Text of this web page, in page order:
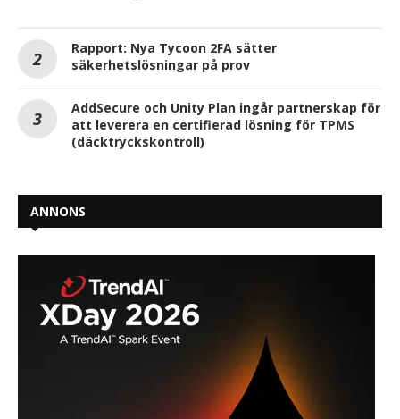
Rapport: Nya Tycoon 2FA sätter
säkerhetslösningar på prov
AddSecure och Unity Plan ingår partnerskap för
att leverera en certifierad lösning för TPMS
(däcktryckskontroll)
ANNONS